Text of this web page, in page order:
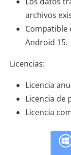
archivos
Compatible
Android 15.
Licencias:
Licencia
Licencia de
Licencia